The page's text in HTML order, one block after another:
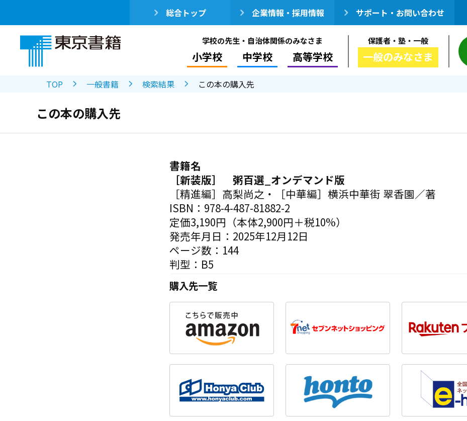
総合トップ 企業情報・採用情報 サポート・お問い合わせ
学校の先生・自治体関係のみなさま
小学校 中学校 高等学校
保護者・塾・一般
一般のみなさま
TOP 一般書籍 検索結果 この本の購入先
この本の購入先
書籍名
［新装版］ 粥百選_オンデマンド版
［精進編］高梨尚之・［中華編］横浜中華街 翠香園／著
ISBN：978-4-487-81882-2
定価3,190円（本体2,900円＋税10%）
発売年月日：2025年12月12日
ページ数：144
判型：B5
購入先一覧